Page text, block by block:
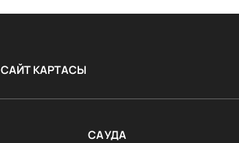
САЙТ КАРТАСЫ
САУДА